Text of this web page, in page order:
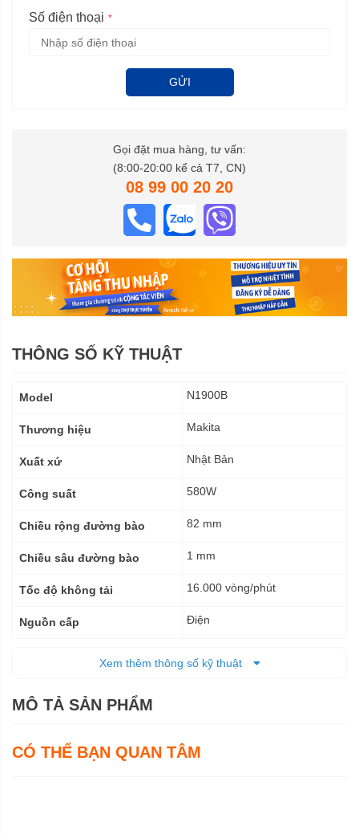
Số điện thoại
GỬI
Gọi đặt mua hàng, tư vấn:
(8:00-20:00 kể cả T7, CN)
08 99 00 20 20
THÔNG SỐ KỸ THUẬT
kỹ
Model N1900B
Thương hiệu Makita
Xuất xứ Nhật Bản
Công suất 580W
Chiều rộng đường bào 82 mm
Chiều sâu đường bào 1 mm
Tốc độ không tải 16.000 vòng/phút
Nguồn cấp Điện
Bảo hành 6 tháng
Xem thêm thông số kỹ thuật
MÔ TẢ SẢN PHẨM
CÓ THỂ BẠN QUAN TÂM